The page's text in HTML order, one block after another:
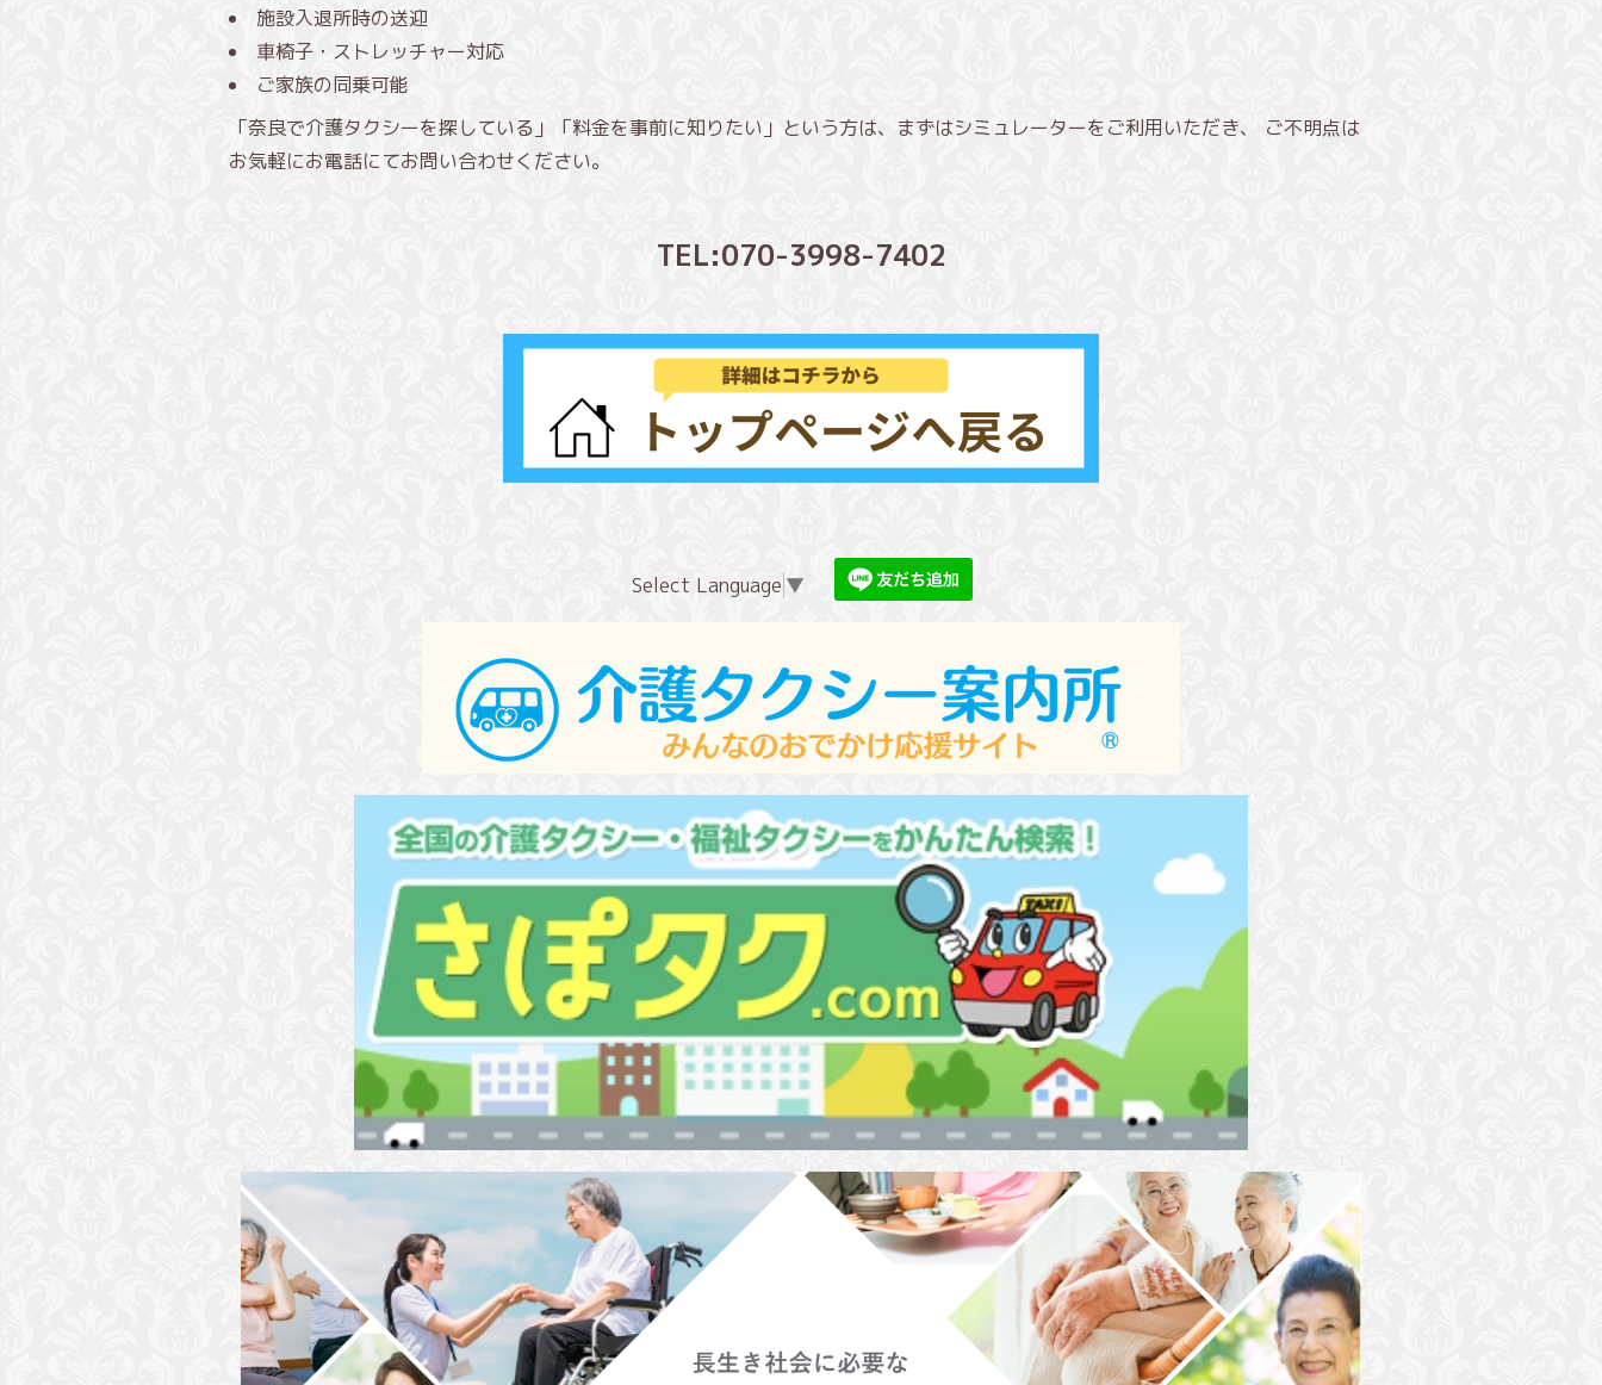
施設入退所時の送迎
車椅子・ストレッチャー対応
ご家族の同乗可能
「奈良で介護タクシーを探している」「料金を事前に知りたい」という方は、まずはシミュレーターをご利用いただき、 ご不明点は
お気軽にお電話にてお問い合わせください。
TEL:070-3998-7402
Select Language ▼